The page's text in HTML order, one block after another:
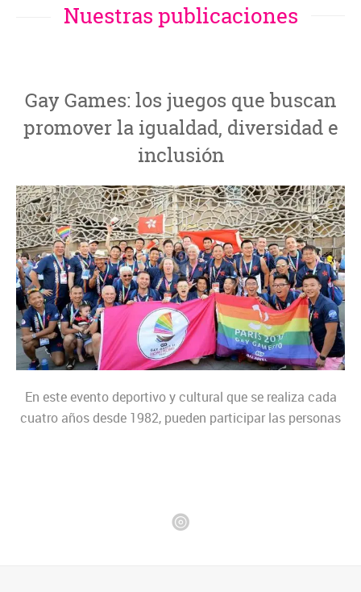
Nuestras publicaciones
Gay Games: los juegos que buscan
promover la igualdad, diversidad e
inclusión
En este evento deportivo y cultural que se realiza cada
cuatro años desde 1982, pueden participar las personas
y Múnich (Alemania). Estas son las tres ciudades